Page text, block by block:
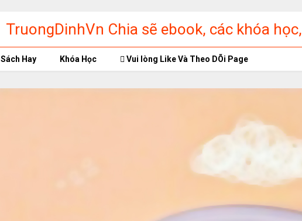
TruongDinhVn Chia sẽ ebook, các khóa học,
phần mềm học tập miễn phí
Sách Hay Khóa Học Vui lòng Like Và Theo DÕi Page